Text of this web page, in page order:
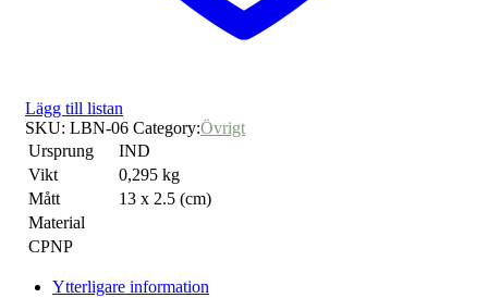
Lägg till listan
SKU: LBN-06 Category:Övrigt
Ursprung
IND
Vikt
0,295 kg
Mått
13 x 2.5 (cm)
Material
CPNP
Ytterligare information